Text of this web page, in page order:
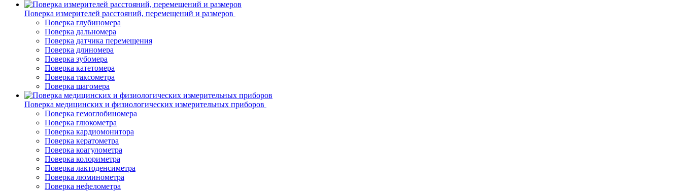
Поверка измерителей расстояний, перемещений и размеров
Поверка глубиномера
Поверка дальномера
Поверка датчика перемещения
Поверка длиномера
Поверка зубомера
Поверка катетомера
Поверка таксометра
Поверка шагомера
Поверка медицинских и физиологических измерительных приборов
Поверка гемоглобиномера
Поверка глюкометра
Поверка кардиомонитора
Поверка кератометра
Поверка коагулометра
Поверка колориметра
Поверка лактоденсиметра
Поверка люминометра
Поверка нефелометра